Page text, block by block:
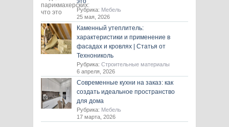
Рубрика: Мебель
25 мая, 2026
Каменный утеплитель:
характеристики и применение в
фасадах и кровлях | Статья от
Технониколь
Рубрика: Строительные материалы
6 апреля, 2026
Современные кухни на заказ: как
создать идеальное пространство
для дома
Рубрика: Мебель
17 марта, 2026